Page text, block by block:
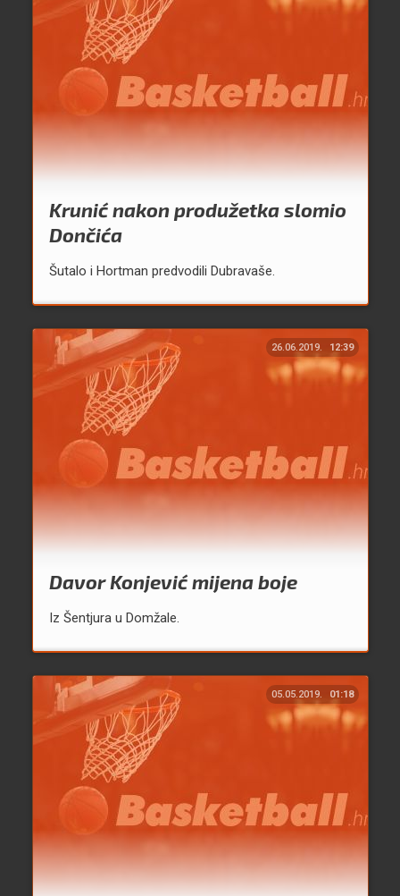
Krunić nakon produžetka slomio
Dončića
Šutalo i Hortman predvodili Dubravaše.
26.06.2019. 12:39
Davor Konjević mijena boje
Iz Šentjura u Domžale.
05.05.2019. 01:18